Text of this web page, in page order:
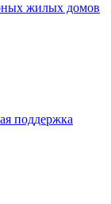
жилых домов
поддержка